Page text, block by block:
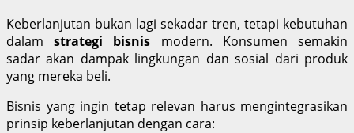
Keberlanjutan bukan lagi sekadar tren, tetapi kebutuhan
dalamstrategi bisnis modern. Konsumen semakin
sadar akan dampak lingkungan dan sosial dari produk
yang mereka beli.
Bisnis yang ingin tetap relevan harus mengintegrasikan
prinsip keberlanjutan dengan cara: